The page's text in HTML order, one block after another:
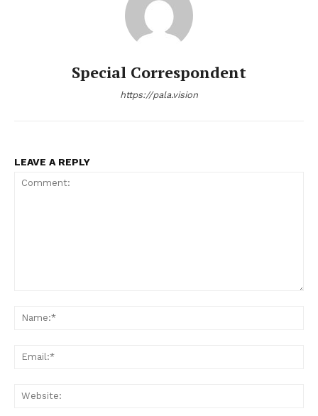
Special Correspondent
https://pala.vision
LEAVE A REPLY